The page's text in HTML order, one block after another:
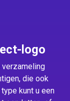
logo
die ook
kunt u een